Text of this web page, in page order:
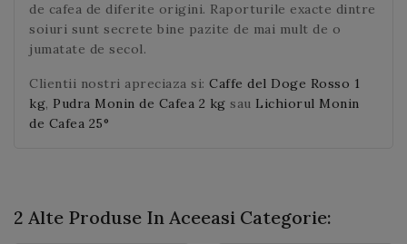
de cafea de diferite origini. Raporturile exacte dintre
soiuri sunt secrete bine pazite de mai mult de o
jumatate de secol.
Clientii nostri apreciaza si: Caffe del Doge Rosso 1
kg, Pudra Monin de Cafea 2 kg sau Lichiorul Monin
de Cafea 25°
2 Alte Produse In Aceeasi Categorie: